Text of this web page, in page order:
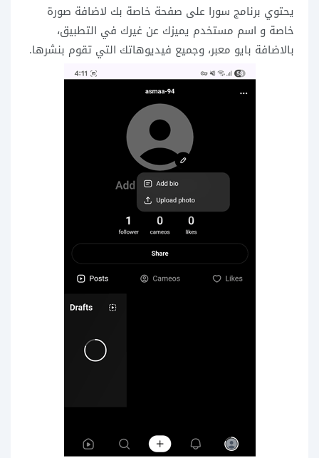
يحتوي برنامج سورا على صفحة خاصة بك لاضافة صورة
خاصة و اسم مستخدم يميزك عن غيرك في التطبيق،
بالاضافة بايو معبر، وجميع فيديوهاتك التي تقوم بنشرها.